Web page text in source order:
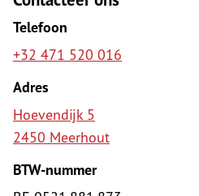
Telefoon
+32 471 520 016
Adres
Hoevendijk 5
2450 Meerhout
BTW-nummer